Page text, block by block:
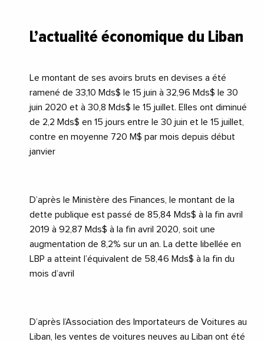
L’actualité économique du Liban
Le montant de ses avoirs bruts en devises a été
ramené de 33,10 Mds$ le 15 juin à 32,96 Mds$ le 30
juin 2020 et à 30,8 Mds$ le 15 juillet. Elles ont diminué
de 2,2 Mds$ en 15 jours entre le 30 juin et le 15 juillet,
contre en moyenne 720 M$ par mois depuis début
janvier
D’après le Ministère des Finances, le montant de la
dette publique est passé de 85,84 Mds$ à la fin avril
2019 à 92,87 Mds$ à la fin avril 2020, soit une
augmentation de 8,2% sur un an. La dette libellée en
LBP a atteint l’équivalent de 58,46 Mds$ à la fin du
mois d’avril
D’après l’Association des Importateurs de Voitures au
Liban, les ventes de voitures neuves au Liban ont été